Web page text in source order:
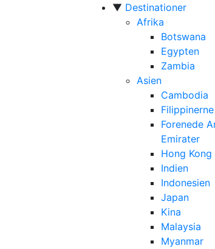
▼ Destinationer
Afrika
Botswana
Egypten
Zambia
Asien
Cambodia
Filippinerne
Forenede
Emirater
Hong Kong
Indien
Indonesien
Japan
Kina
Malaysia
Myanmar